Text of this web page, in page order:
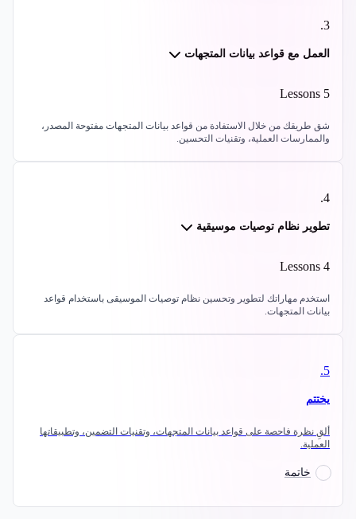
3
.
العمل مع قواعد بيانات المتجهات
5
شق طريقك من خلال الاستفادة من قواعد بيانات المتجهات مفتوحة المصدر،
والممارسات العملية، وتقنيات التحسين.
4
.
تطوير نظام توصيات موسيقية
4
استخدم مهاراتك لتطوير وتحسين نظام توصيات الموسيقى باستخدام قواعد
بيانات المتجهات.
5
.
يختتم
ألقِ نظرة فاحصة على قواعد بيانات المتجهات، وتقنيات التضمين، وتطبيقاتها
العملية.
خاتمة